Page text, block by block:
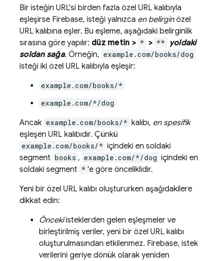
Bir isteğin URL'si birden fazla özel URL kalıbıyla
eşleşirse Firebase, isteği yalnızca en belirginözel
URL kalıbına eşler. Bu eşleme, aşağıdaki belirginlik
sırasına göre yapılır: düz metin > * > **
yoldaki
soldan sağa. Örneğin, example.com/books/dog
isteği iki özel URL kalıbıyla eşleşir:
example.com/books/*
example.com/*/dog
Ancak example.com/books/* kalıbı, en spesifik
eşleşen URL kalıbıdır. Çünkü
example.com/books/* içindeki en soldaki
segment books , example.com/*/dog içindeki en
soldaki segment * 'e göre önceliklidir.
Yeni bir özel URL kalıbı oluştururken aşağıdakilere
dikkat edin:
Öncekiisteklerden gelen eşleşmeler ve
birleştirilmiş veriler, yeni bir özel URL kalıbı
oluşturulmasından etkilenmez. Firebase, istek
verilerini geriye dönük olarak yeniden